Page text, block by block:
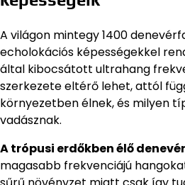
A világon mintegy 1400
echolokációs képességekkel
által kibocsátott ultrahang
szerkezete eltérő lehet, attól
környezetben élnek, és milyen
vadásznak.
A trópusi erdőkben élő
magasabb frekvenciájú